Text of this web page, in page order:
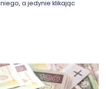
a jedynie klikając